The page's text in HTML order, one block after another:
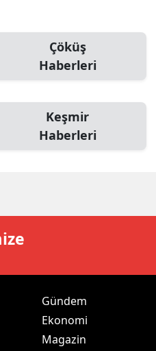
Çöküş
Haberleri
Keşmir
Haberleri
Gündem
Ekonomi
Magazin